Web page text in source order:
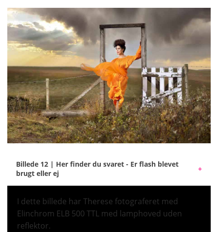
Billede 12 | Her finder du svaret - Er flash blevet
brugt eller ej
I dette billede har Therese fotograferet med
Elinchrom ELB 500 TTL med lamphoved uden
reflektor.